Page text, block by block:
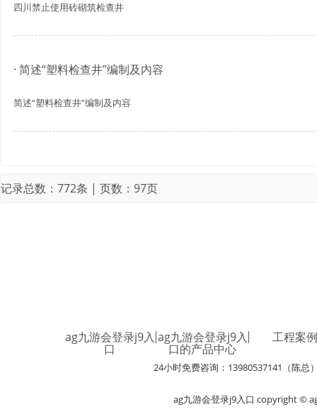
四川禁止使用砖砌筑检查井
· 简述“塑料检查井”编制及内容
简述“塑料检查井”编制及内容
记录总数：772条 | 页数：97页
ag九游会登录j9入
口
ag九游会登录j9入
口的产品中心
工程案例
24小时免费咨询：13980537141（陈总
ag九游会登录j9入口 copyright ©